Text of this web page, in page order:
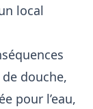
local
douche,
pour l’eau,